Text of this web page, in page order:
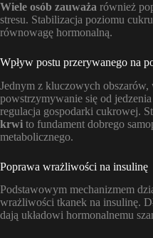
Wiele osób zauważa również
stresu. Stabilizacja poziomu
równowagę hormonalną.
Wpływ postu przerywanego na
Jednym z kluczowych
powstrzymywanie się od
regulacja gospodarki cukrowej.
krwi to fundament dobrego
metabolicznego.
Poprawa wrażliwości na insulinę
Podstawowym mechanizmem
wrażliwości tkanek na insulinę.
dają układowi hormonalnemu